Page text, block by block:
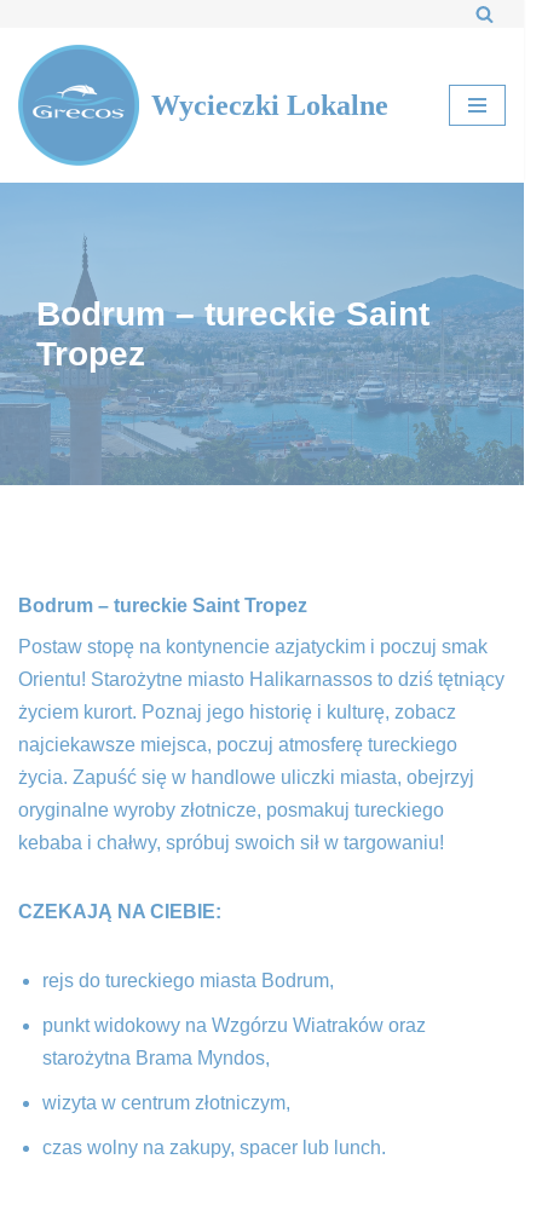
Przejdź
do
treści
Wycieczki Lokalne
Bodrum – tureckie Saint
Tropez
Bodrum – tureckie Saint Tropez
Postaw stopę na kontynencie azjatyckim i poczuj smak
Orientu! Starożytne miasto Halikarnassos to dziś tętniący
życiem kurort. Poznaj jego historię i kulturę, zobacz
najciekawsze miejsca, poczuj atmosferę tureckiego
życia. Zapuść się w handlowe uliczki miasta, obejrzyj
oryginalne wyroby złotnicze, posmakuj tureckiego
kebaba i chałwy, spróbuj swoich sił w targowaniu!
CZEKAJĄ NA CIEBIE:
rejs do tureckiego miasta Bodrum,
punkt widokowy na Wzgórzu Wiatraków oraz
starożytna Brama Myndos,
wizyta w centrum złotniczym,
czas wolny na zakupy, spacer lub lunch.